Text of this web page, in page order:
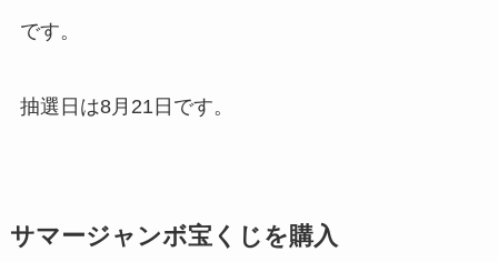
です。
抽選日は8月21日です。
サマージャンボ宝くじを購入